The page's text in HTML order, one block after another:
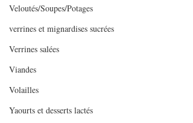
Veloutés/Soupes/Potages
verrines et mignardises sucrées
Verrines salées
Viandes
Volailles
Yaourts et desserts lactés